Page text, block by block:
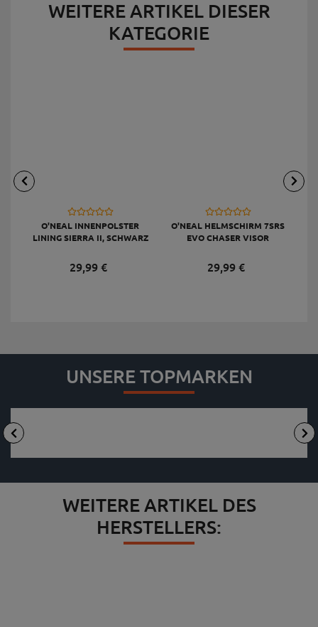
WEITERE ARTIKEL DIESER
KATEGORIE
O'NEAL INNENPOLSTER
LINING SIERRA II, SCHWARZ
29,99€
O'NEAL HELMSCHIRM 7SRS
EVO CHASER VISOR
29,99€
UNSERE TOPMARKEN
WEITERE ARTIKEL DES
HERSTELLERS: